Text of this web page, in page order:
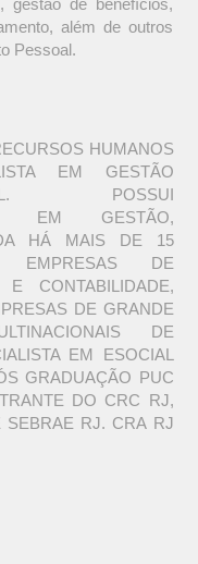
gestão de benefícios,
além de outros
Pessoal.
HUMANOS
EM GESTÃO
POSSUI
EM GESTÃO,
HÁ MAIS DE 15
DE
E CONTABILIDADE,
DE GRANDE
DE
EM ESOCIAL
GRADUAÇÃO PUC
DO CRC RJ,
SEBRAE RJ. CRA RJ